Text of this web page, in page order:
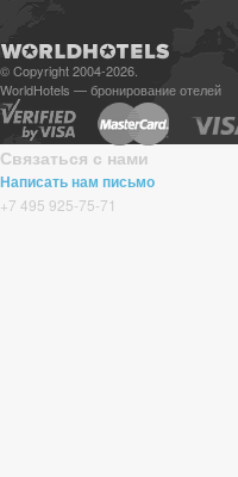
© Copyright 2004-2026.
WorldHotels — бронирование отелей
Связаться с нами
Написать нам письмо
+7 495 925-75-71